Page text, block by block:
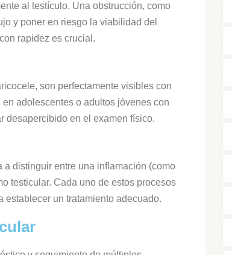
al testículo. Una obstrucción, como
y poner en riesgo la viabilidad del
rapidez es crucial.
son perfectamente visibles con
adolescentes o adultos jóvenes con
desapercibido en el examen físico.
distinguir entre una inflamación (como
testicular. Cada uno de estos procesos
establecer un tratamiento adecuado.